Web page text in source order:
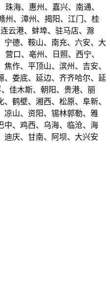
海、惠州、嘉兴、南通、
州、漳州、揭阳、江门、桂
云港、蚌埠、驻马店、滁
宁德、鞍山、南充、六安、大
口、亳州、日照、西宁、
作、平顶山、滨州、吉安、
、娄底、延边、齐齐哈尔、延
佳木斯、朝阳、贵港、丽
鹤壁、湘西、松原、阜新、
凉山、资阳、锡林郭勒、雅
中、鸡西、乌海、临沧、海
迪庆、甘南、阿坝、大兴安